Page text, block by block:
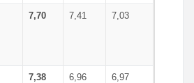
7,70 7,41 7,03
7,38 6,96 6,97